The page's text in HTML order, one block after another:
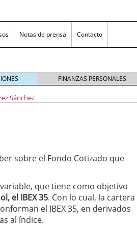
Notas de prensa Contacto
Europa y que empieza a llegar al
FINANZAS PERSONALES
Sánchez
sobre el Fondo Cotizado que
que tiene como objetivo
el IBEX 35. Con lo cual, la cartera
el IBEX 35, en derivados
al índice.